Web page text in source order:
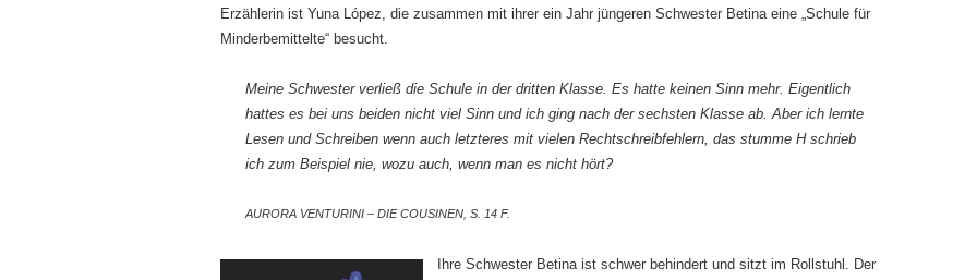
Erzählerin ist Yuna López, die zusammen mit ihrer ein Jahr jüngeren Schwester Betina eine „Schule für
Minderbemittelte“ besucht.
Meine Schwester verließ die Schule in der dritten Klasse. Es hatte keinen Sinn mehr. Eigentlich
hattes es bei uns beiden nicht viel Sinn und ich ging nach der sechsten Klasse ab. Aber ich lernte
Lesen und Schreiben wenn auch letzteres mit vielen Rechtschreibfehlern, das stumme H schrieb
ich zum Beispiel nie, wozu auch, wenn man es nicht hört?
AURORA VENTURINI – DIE COUSINEN, S. 14 F.
Ihre Schwester Betina ist schwer behindert und sitzt im Rollstuhl. Der